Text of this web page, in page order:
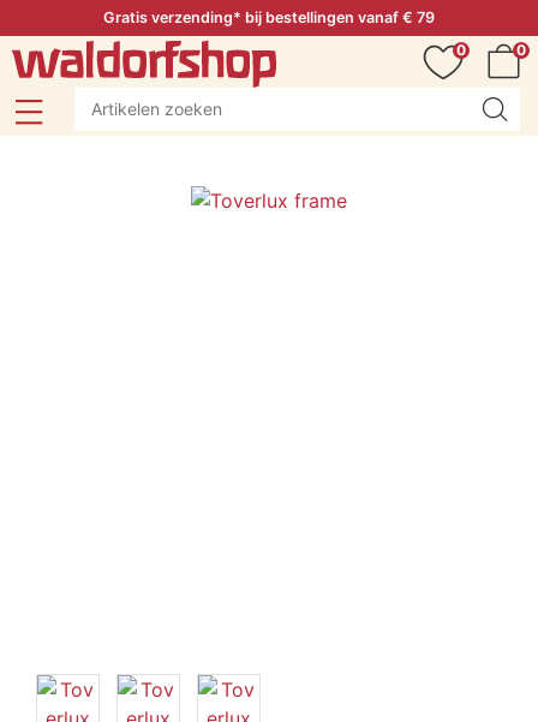
Gratis verzending* bij bestellingen vanaf € 79
0
0